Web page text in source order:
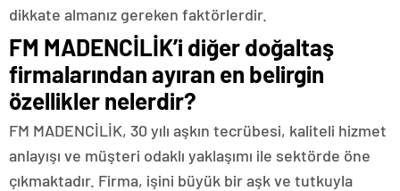
dikkate almanız gereken faktörlerdir.
FM MADENCİLİK’i diğer doğaltaş
firmalarından ayıran en belirgin
özellikler nelerdir?
FM MADENCİLİK, 30 yılı aşkın tecrübesi, kaliteli hizmet
anlayışı ve müşteri odaklı yaklaşımı ile sektörde öne
çıkmaktadır. Firma, işini büyük bir aşk ve tutkuyla